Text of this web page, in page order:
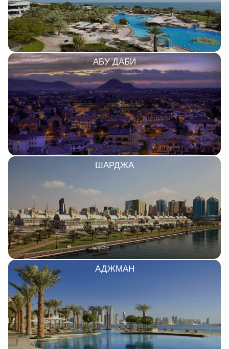
АБУ ДАБИ
ШАРДЖА
АДЖМАН